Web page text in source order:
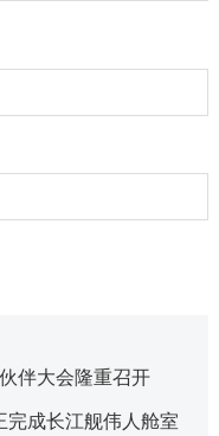
伴大会隆重召开
完成长江舰伟人舱室